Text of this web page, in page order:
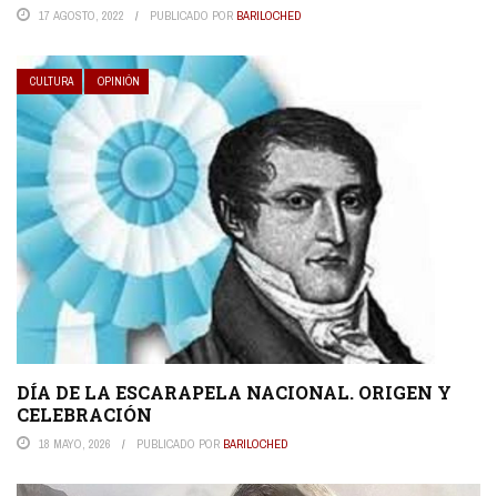
17 AGOSTO, 2022 PUBLICADO POR BARILOCHED
CULTURA OPINIÓN
DÍA DE LA ESCARAPELA NACIONAL. ORIGEN Y
CELEBRACIÓN
18 MAYO, 2026 PUBLICADO POR BARILOCHED